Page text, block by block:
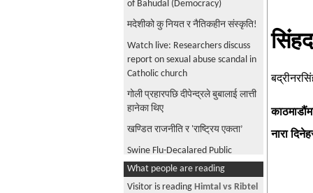
of Bahudal (Democracy)
मदेशीको कु नियत र नैतिकहीन संस्कृति!
Watch live: Researchers discuss
report on sexual abuse scandal in
Catholic church
गोली प्रहारपछि दीपेन्द्रले बुबालाई लात्ती
हानेका थिए
खण्डित राजनीति र 'राष्ट्रिय एकता’
Swine Flu-Decalared Public
Health Emergency
अमेरिका मा बस्ने अनि नेपालको माओबादी
What people are reading
Visitor is reading Himtal vs Ribtel
नारा